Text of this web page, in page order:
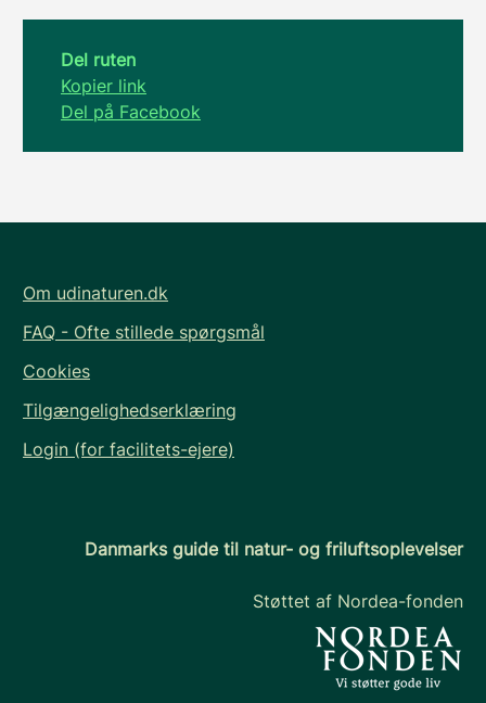
Del ruten
Kopier link
Del på Facebook
Om udinaturen.dk
FAQ - Ofte stillede spørgsmål
Cookies
Tilgængelighedserklæring
Login (for facilitets-ejere)
Danmarks guide til natur- og friluftsoplevelser
Støttet af Nordea-fonden